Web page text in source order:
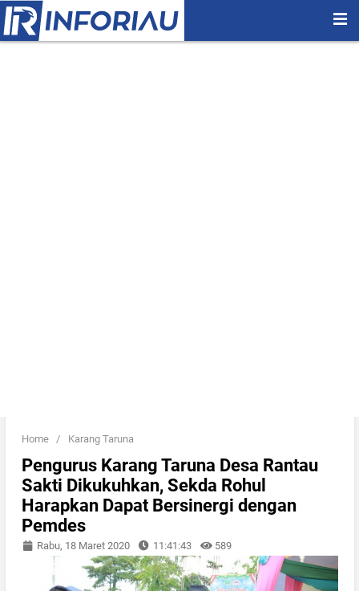
Home / Karang Taruna
Pengurus Karang Taruna Desa Rantau
Sakti Dikukuhkan, Sekda Rohul
Harapkan Dapat Bersinergi dengan
Pemdes
Rabu, 18 Maret 2020 11:41:43 589